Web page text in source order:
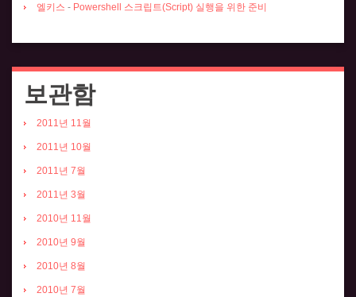
엘키스 - Powershell 스크립트(Script) 실행을 위한 준비
보관함
2011년 11월
2011년 10월
2011년 7월
2011년 3월
2010년 11월
2010년 9월
2010년 8월
2010년 7월